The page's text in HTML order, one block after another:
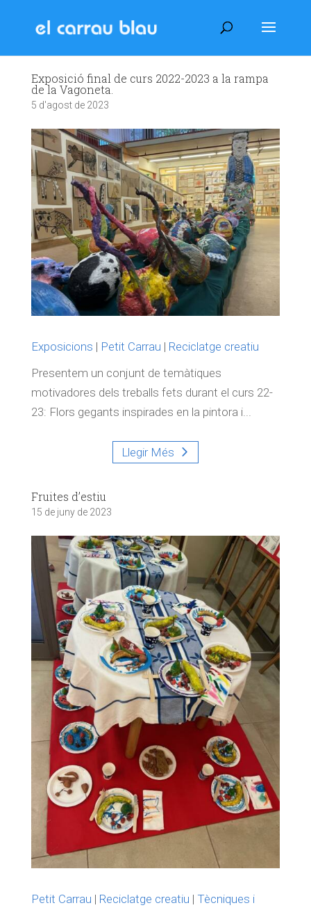
Exposició final de curs 2022-2023 a la rampa
de la Vagoneta.
5 d'agost de 2023
Exposicions | Petit Carrau | Reciclatge creatiu
Presentem un conjunt de temàtiques
motivadores dels treballs fets durant el curs 22-
23: Flors gegants inspirades en la pintora i...
Llegir Més
Fruites d’estiu
15 de juny de 2023
Petit Carrau | Reciclatge creatiu | Tècniques i